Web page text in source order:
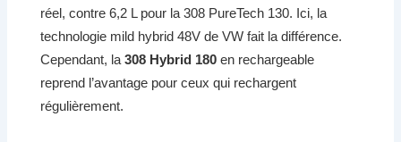
réel, contre 6,2 L pour la 308 PureTech 130. Ici, la
technologie mild hybrid 48V de VW fait la différence.
Cependant, la308 Hybrid 180 en rechargeable
reprend l’avantage pour ceux qui rechargent
régulièrement.